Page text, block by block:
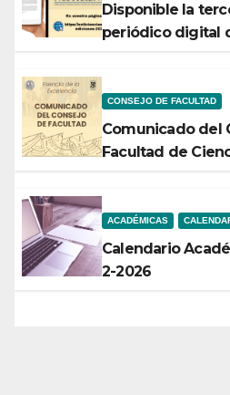
Disponible la
periódico digital
CONSEJO DE FACULTAD
Comunicado del
Facultad de
ACADÉMICAS
Calendario
2-2026